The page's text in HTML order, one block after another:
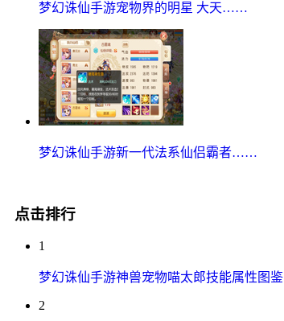
梦幻诛仙手游宠物界的明星 大天……
梦幻诛仙手游新一代法系仙侣霸者……
点击排行
1
梦幻诛仙手游神兽宠物喵太郎技能属性图鉴
2